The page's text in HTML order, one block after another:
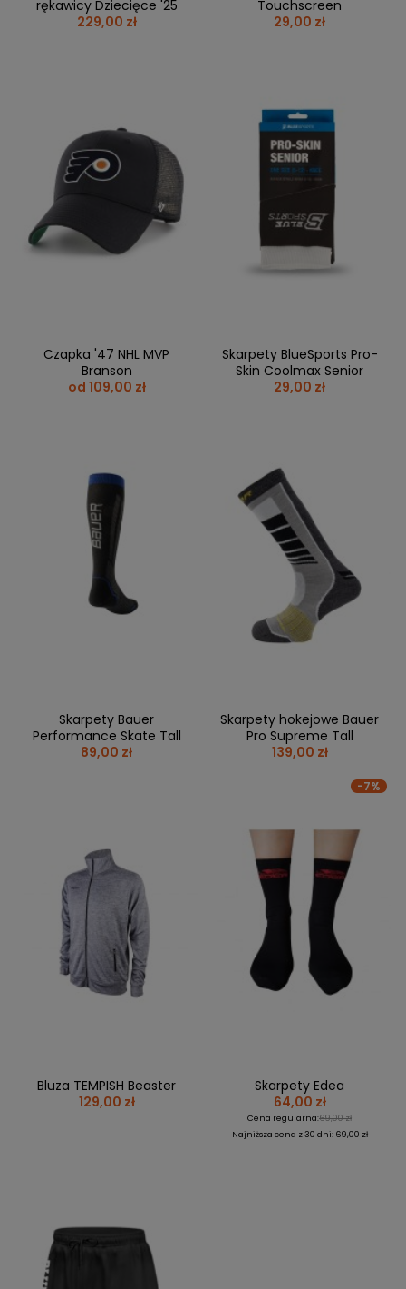
rękawicy Dziecięce '25
229,00 zł
Touchscreen
29,00 zł
Czapka '47 NHL MVP
Branson
od 109,00 zł
Skarpety BlueSports Pro-
Skin Coolmax Senior
29,00 zł
Skarpety Bauer
Performance Skate Tall
89,00 zł
Skarpety hokejowe Bauer
Pro Supreme Tall
139,00 zł
Bluza TEMPISH Beaster
129,00 zł
-7%
Skarpety Edea
64,00 zł
Cena regularna:69,00 zł
Najniższa cena z 30 dni: 69,00 zł